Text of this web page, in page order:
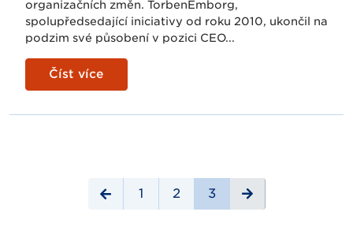
organizačních změn. TorbenEmborg,
spolupředsedající iniciativy od roku 2010, ukončil na
podzim své působení v pozici CEO...
Číst více
1 2 3